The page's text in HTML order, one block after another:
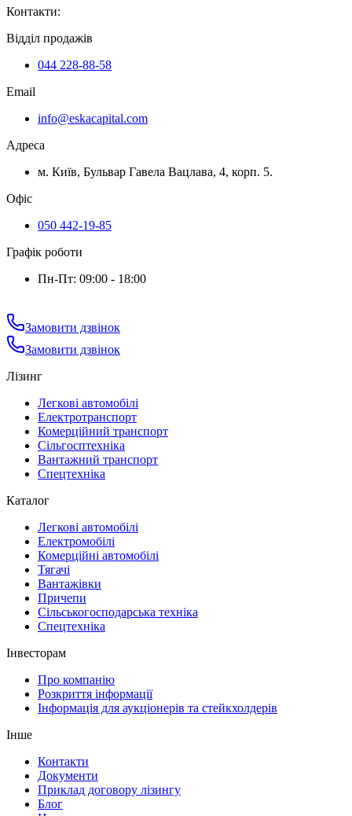
Контакти:
Відділ продажів
044 228-88-58
Email
info@eskacapital.com
Адреса
м. Київ, Бульвар Гавела Вацлава, 4, корп. 5.
Офіс
050 442-19-85
Графік роботи
Пн-Пт: 09:00 - 18:00
Замовити дзвінок
Замовити дзвінок
Лізинг
Легкові автомобілі
Електротранспорт
Комерційний транспорт
Сільгосптехніка
Вантажний транспорт
Спецтехніка
Каталог
Легкові автомобілі
Електромобілі
Комерційні автомобілі
Тягачі
Вантажівки
Причепи
Сільськогосподарська техніка
Спецтехніка
Інвесторам
Про компанію
Розкриття інформації
Інформація для аукціонерів та стейкхолдерів
Інше
Контакти
Документи
Приклад договору лізингу
Блог